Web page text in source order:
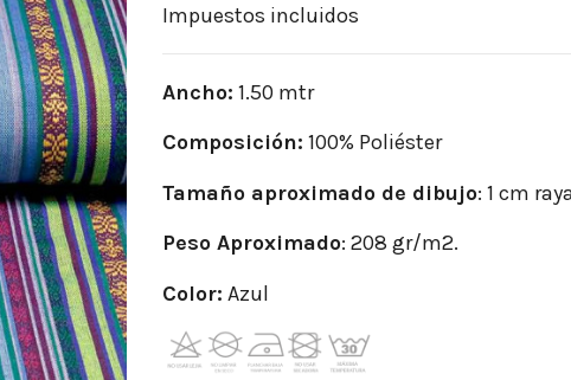
Impuestos incluidos
Ancho: 1.50 mtr
Composición: 100% Poliéster
Tamaño aproximado de dibujo: 1 cm
Peso Aproximado: 208 gr/m2.
Color: Azul